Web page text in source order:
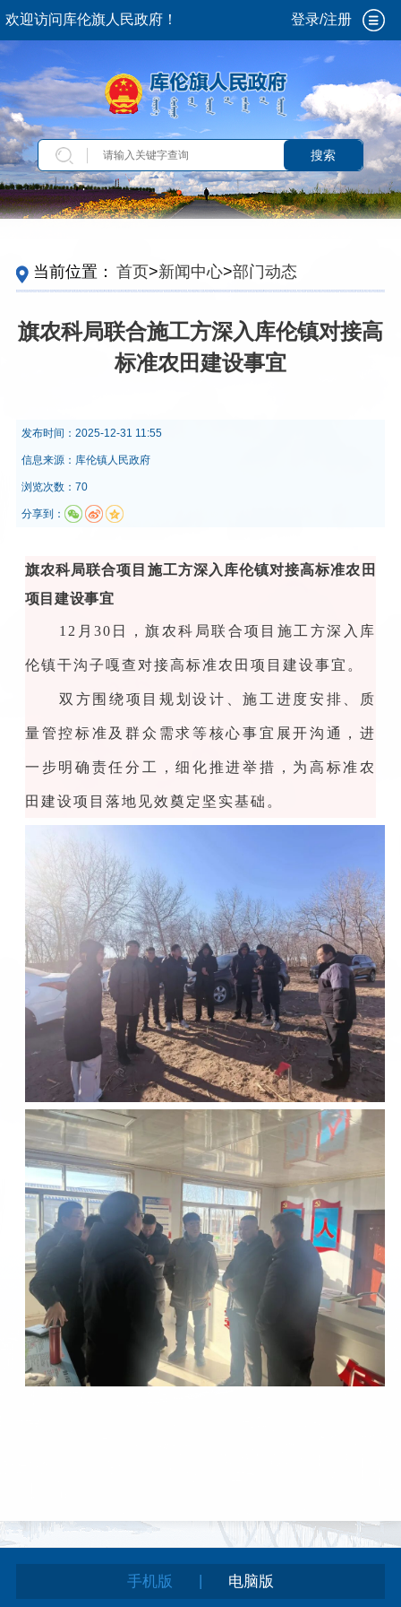
欢迎访问库伦旗人民政府！ 登录/注册
搜索
当前位置： 首页>新闻中心>部门动态
旗农科局联合施工方深入库伦镇对接高
标准农田建设事宜
发布时间： 2025-12-31 11:55
信息来源： 库伦镇人民政府
浏览次数：70
分享到：
旗农科局联合项目施工方深入库伦镇对接高标准农田
项目建设事宜
12月30日，旗农科局联合项目施工方深入库
伦镇干沟子嘎查对接高标准农田项目建设事宜。
双方围绕项目规划设计、施工进度安排、质
量管控标准及群众需求等核心事宜展开沟通，进
一步明确责任分工，细化推进举措，为高标准农
田建设项目落地见效奠定坚实基础。
手机版 电脑版